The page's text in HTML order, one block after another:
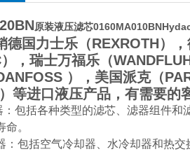
原装液压滤芯
国力士乐（REXROTH）
），瑞士万福乐（
），美国派克（
等进口液压产品，有需要的
包括各种类型的滤芯、滤器组件和
。
：包括空气冷却器、水冷却器和热